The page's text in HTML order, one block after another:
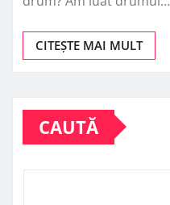
CITEȘTE MAI MULT
CAUTĂ